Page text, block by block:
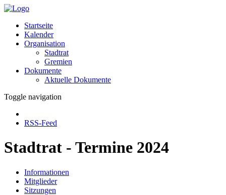
Startseite
Kalender
Organisation
Stadtrat
Gremien
Dokumente
Aktuelle Dokumente
Toggle navigation
RSS-Feed
Stadtrat - Termine 2024
Informationen
Mitglieder
Sitzungen